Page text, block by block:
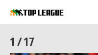
コラム
1 / 17